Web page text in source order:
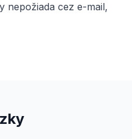
nepožiada cez e-mail,